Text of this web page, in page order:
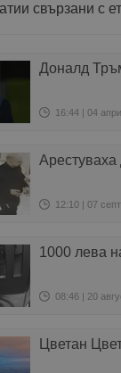
свързани с
Доналд
16:44 | 04
12:10 | 07
1000 лева
08:46 | 20
Цветан